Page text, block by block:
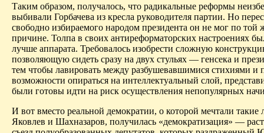
Таким образом, получалось, что радикальные реформы
выбивали Горбачева из кресла руководителя партии. Но
свободно избираемого народом президента он не мог по той
причине. Толпа в своих антиреформаторских настроениях
лучше аппарата. Требовалось изобрести сложную
позволяющую сидеть сразу на двух стульях — генсека и
тем чтобы лавировать между разбушевавшимися стихиями и
возможности опираться на интеллектуальный слой,
были готовы идти на риск осуществления непопулярных
И вот вместо реальной демократии, о которой мечтали такие
Яковлев и Шахназаров, получилась «демократизация» —